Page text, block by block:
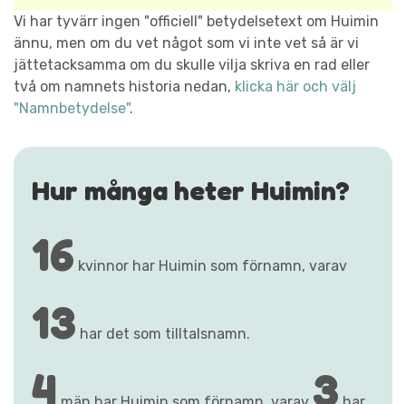
Vi har tyvärr ingen "officiell" betydelsetext om Huimin
ännu, men om du vet något som vi inte vet så är vi
jättetacksamma om du skulle vilja skriva en rad eller
två om namnets historia nedan, klicka här och välj
"Namnbetydelse".
Hur många heter Huimin?
16 kvinnor har Huimin som förnamn, varav
13 har det som tilltalsnamn.
4 3